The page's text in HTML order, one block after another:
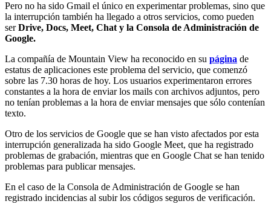
Pero no ha sido Gmail el único en experimentar problemas, sino que
la interrupción también ha llegado a otros servicios, como pueden
serDrive, Docs, Meet, Chat y la Consola de Administración de
Google.
La compañía de Mountain View ha reconocido en su página de
estatus de aplicaciones este problema del servicio, que comenzó
sobre las 7.30 horas de hoy. Los usuarios experimentaron errores
constantes a la hora de enviar los mails con archivos adjuntos, pero
no tenían problemas a la hora de enviar mensajes que sólo contenían
texto.
Otro de los servicios de Google que se han visto afectados por esta
interrupción generalizada ha sido Google Meet, que ha registrado
problemas de grabación, mientras que en Google Chat se han tenido
problemas para publicar mensajes.
En el caso de la Consola de Administración de Google se han
registrado incidencias al subir los códigos seguros de verificación.